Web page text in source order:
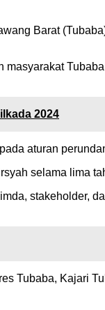
Barat
2024
aturan
selama lima
stakeholder,
Tubaba, Kajari